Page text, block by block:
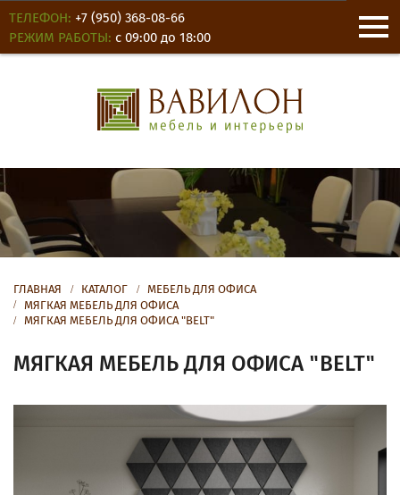
НОВОСТИ
КОНТАКТЫ
ДЛЯ ОФИСА
ДЛЯ КАФЕ И РЕСТОРАНОВ
ТЕЛЕФОН: +7 (950) 368-08-66
РЕЖИМ РАБОТЫ: с 09:00 до 18:00
ГЛАВНАЯ КАТАЛОГ
МЕБЕЛЬ ДЛЯ ОФИСА
МЯГКАЯ МЕБЕЛЬ ДЛЯ ОФИСА
МЯГКАЯ МЕБЕЛЬ ДЛЯ ОФИСА "BELT"
МЯГКАЯ МЕБЕЛЬ ДЛЯ ОФИСА "BELT"